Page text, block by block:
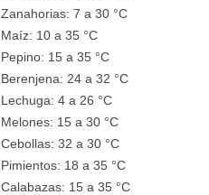
Zanahorias: 7 a 30 °C
Maíz: 10 a 35 °C
Pepino: 15 a 35 °C
Berenjena: 24 a 32 °C
Lechuga: 4 a 26 °C
Melones: 15 a 30 °C
Cebollas: 32 a 30 °C
Pimientos: 18 a 35 °C
Calabazas: 15 a 35 °C